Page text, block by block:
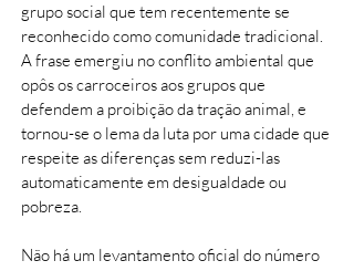
grupo social que tem recentemente se
reconhecido como comunidade tradicional.
A frase emergiu no conflito ambiental que
opôs os carroceiros aos grupos que
defendem a proibição da tração animal, e
tornou-se o lema da luta por uma cidade que
respeite as diferenças sem reduzi-las
automaticamente em desigualdade ou
pobreza.
Não há um levantamento oficial do número